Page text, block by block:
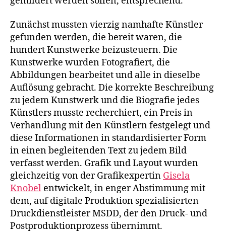
Zunächst mussten vierzig namhafte Künstler
gefunden werden, die bereit waren, die
hundert Kunstwerke beizusteuern. Die
Kunstwerke wurden Fotografiert, die
Abbildungen bearbeitet und alle in dieselbe
Auflösung gebracht. Die korrekte Beschreibung
zu jedem Kunstwerk und die Biografie jedes
Künstlers musste recherchiert, ein Preis in
Verhandlung mit den Künstlern festgelegt und
diese Informationen in standardisierter Form
in einen begleitenden Text zu jedem Bild
verfasst werden. Grafik und Layout wurden
gleichzeitig von der Grafikexpertin Gisela
Knobel entwickelt, in enger Abstimmung mit
dem, auf digitale Produktion spezialisierten
Druckdienstleister MSDD, der den Druck- und
Postproduktionprozess übernimmt.